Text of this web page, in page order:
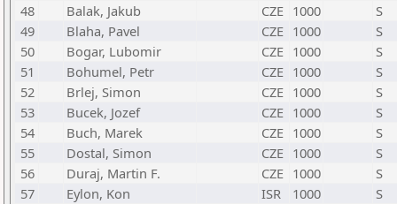
48
Balak, Jakub CZE 1000
S
49
Blaha, Pavel CZE 1000
S
50
Bogar, Lubomir CZE 1000
S
51
Bohumel, Petr CZE 1000
S
52
Brlej, Simon CZE 1000
S
53
Bucek, Jozef CZE 1000
S
54
Buch, Marek CZE 1000
S
55
Dostal, Simon CZE 1000
S
56
Duraj, Martin F. CZE 1000
S
57
Eylon, Kon ISR 1000
S